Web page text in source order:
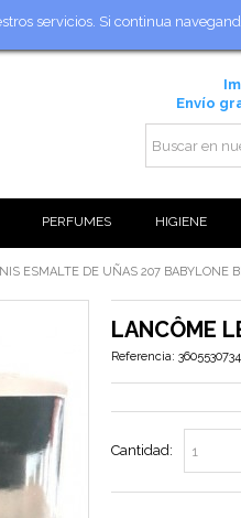
servicios. Si continua
Envío
PERFUMES HIGIENE
ESMALTE DE UÑAS 207 BABYLONE
LANCÔME
Referencia:
Cantidad: